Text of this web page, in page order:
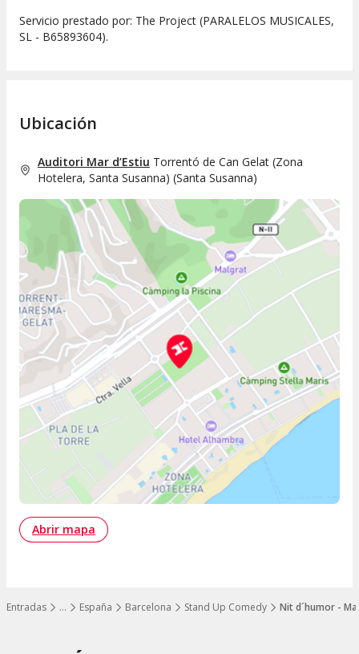
…
Mostrar todos los niveles
Entradas España Barcelona Stand Up Comedy Nit d´humor -
Servicio prestado por: The Project (PARALELOS MUSICALES,
SL - B65893604).
Ubicación
Auditori Mar d’Estiu Torrentó de Can Gelat (Zona
Hotelera, Santa Susanna) (Santa Susanna)
Abrir mapa